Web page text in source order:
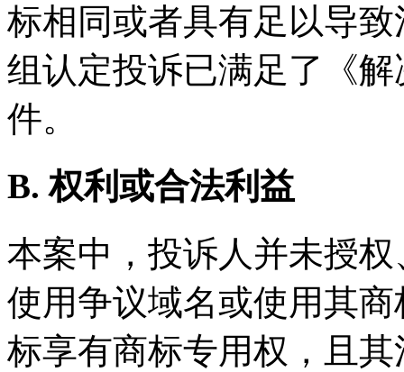
标相同或者具有足以导
组认定投诉已满足了《
件。
B. 权利或合法利益
本案中，投诉人并未授
使用争议域名或使用其
标享有商标专用权，且